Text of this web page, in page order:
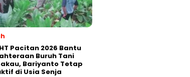
Pacitan 2026 Bantu
Buruh Tani
Bariyanto Tetap
di Usia Senja